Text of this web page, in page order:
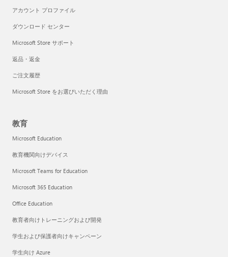
アカウント プロファイル
ダウンロード センター
Microsoft Store サポート
返品・返金
ご注文履歴
Microsoft Store をお選びいただく理由
教育
Microsoft Education
教育機関向けデバイス
Microsoft Teams for Education
Microsoft 365 Education
Office Education
教育者向けトレーニングおよび開発
学生および保護者向けキャンペーン
学生向け Azure